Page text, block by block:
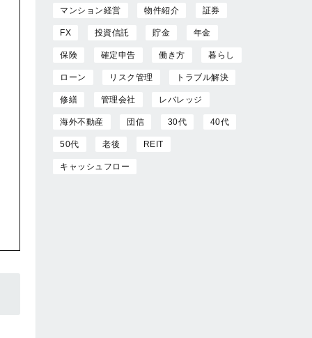
マンション経営 物件紹介 証券
FX 投資信託 貯金 年金
保険 確定申告 働き方 暮らし
ローン リスク管理 トラブル解決
修繕 管理会社 レバレッジ
海外不動産 団信 30代 40代
50代 老後 REIT
キャッシュフロー